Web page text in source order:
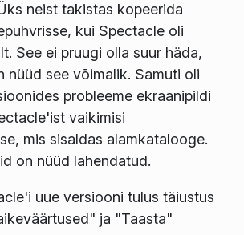
neist takistas kopeerida
kui Spectacle oli
See ei pruugi olla suur häda,
nüüd see võimalik. Samuti oli
probleeme ekraanipildi
vaikimisi
mis sisaldas alamkatalooge.
on nüüd lahendatud.
uue versiooni tulus täiustus
ja "Taasta"